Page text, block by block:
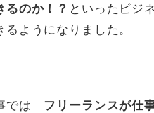
るのか！？ といったビジ
るようになりました。
では「 フリーランスが仕